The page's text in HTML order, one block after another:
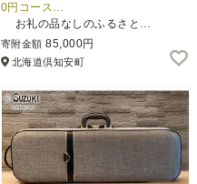
0円コース…
お礼の品なしのふるさと…
寄附金額 85,000円
北海道倶知安町